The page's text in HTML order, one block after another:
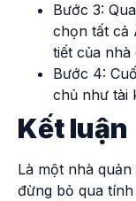
Bước 3:
chọn tất cả
tiết của
Bước 4:
chủ như tài
Kết luận
Là một nhà
đừng bỏ qua